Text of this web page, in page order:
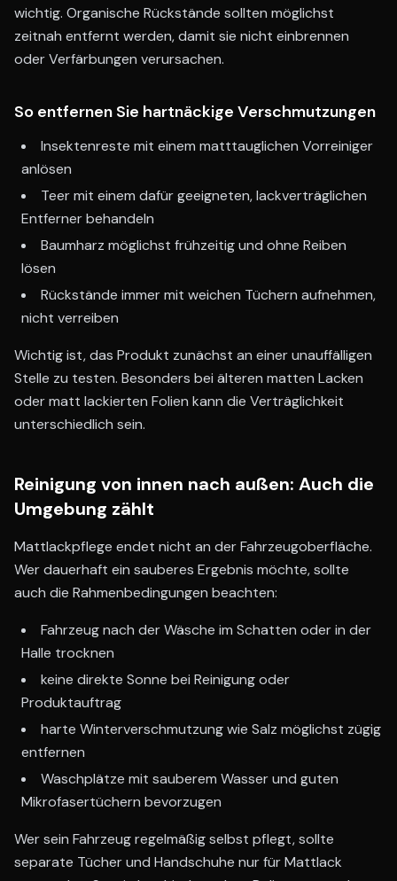
wichtig. Organische Rückstände sollten möglichst
zeitnah entfernt werden, damit sie nicht einbrennen
oder Verfärbungen verursachen.
So entfernen Sie hartnäckige Verschmutzungen
Insektenreste mit einem matttauglichen Vorreiniger
anlösen
Teer mit einem dafür geeigneten, lackverträglichen
Entferner behandeln
Baumharz möglichst frühzeitig und ohne Reiben
lösen
Rückstände immer mit weichen Tüchern aufnehmen,
nicht verreiben
Wichtig ist, das Produkt zunächst an einer unauffälligen
Stelle zu testen. Besonders bei älteren matten Lacken
oder matt lackierten Folien kann die Verträglichkeit
unterschiedlich sein.
Reinigung von innen nach außen: Auch die
Umgebung zählt
Mattlackpflege endet nicht an der Fahrzeugoberfläche.
Wer dauerhaft ein sauberes Ergebnis möchte, sollte
auch die Rahmenbedingungen beachten:
Fahrzeug nach der Wäsche im Schatten oder in der
Halle trocknen
keine direkte Sonne bei Reinigung oder
Produktauftrag
harte Winterverschmutzung wie Salz möglichst zügig
entfernen
Waschplätze mit sauberem Wasser und guten
Mikrofasertüchern bevorzugen
Wer sein Fahrzeug regelmäßig selbst pflegt, sollte
separate Tücher und Handschuhe nur für Mattlack